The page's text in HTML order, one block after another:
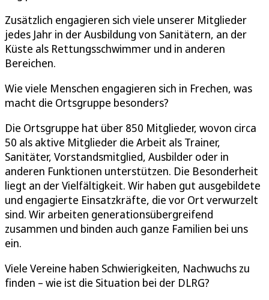
Zusätzlich engagieren sich viele unserer Mitglieder
jedes Jahr in der Ausbildung von Sanitätern, an der
Küste als Rettungsschwimmer und in anderen
Bereichen.
Wie viele Menschen engagieren sich in Frechen, was
macht die Ortsgruppe besonders?
Die Ortsgruppe hat über 850 Mitglieder, wovon circa
50 als aktive Mitglieder die Arbeit als Trainer,
Sanitäter, Vorstandsmitglied, Ausbilder oder in
anderen Funktionen unterstützen. Die Besonderheit
liegt an der Vielfältigkeit. Wir haben gut ausgebildete
und engagierte Einsatzkräfte, die vor Ort verwurzelt
sind. Wir arbeiten generationsübergreifend
zusammen und binden auch ganze Familien bei uns
ein.
Viele Vereine haben Schwierigkeiten, Nachwuchs zu
finden – wie ist die Situation bei der DLRG?